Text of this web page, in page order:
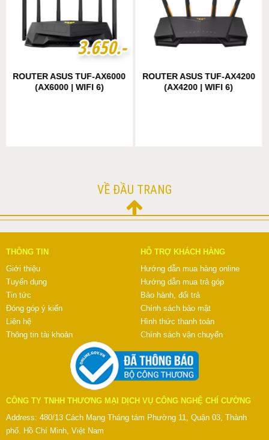
3.650.-
3.650.-
ROUTER ASUS TUF-AX6000
(AX6000 | WIFI 6)
ROUTER ASUS TUF-AX4200
(AX4200 | WIFI 6)
VỀ ĐẦU TRANG
THÔNG TIN
Giới thiệu
Tuyển dụng
Tin tức
Đóng góp ý kiến
Liên hệ
Thông tin tài khoản
HỖ TRỢ KHÁCH HÀNG
Hướng dẫn mua hàng online
Hướng dẫn mua trả góp
Bảo hành, đổi trả
Chính sách bảo mật
Hình thức thanh toán
Chính sách vận chuyển
CÔNG TY TNHH THƯƠNG MẠI DỊCH VỤ CÔNG NGHỆ CHÍ CƯỜNG
Address: 480/13 Cách Mạng Tháng tám Phường 11, Quận 03, Thành
phố. Hồ Chí Minh, Việt Nam